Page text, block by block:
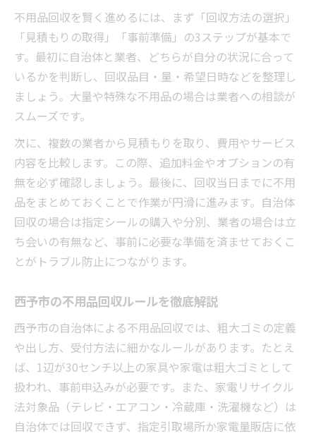
不用品回収を賢く進めるには、まず「回収方法の選択」
「見積もりの取得」「事前準備」の3ステップが基本で
す。最初に自治体と業者、どちらが自分の状況に合って
いるかを判断し、回収品目・量・希望日時などを整理し
ましょう。大量や特殊な不用品の場合は業者への相談が
スムーズです。
次に、複数の業者から見積もりを取り、費用やサービス
内容を比較します。この際、追加料金やオプションの有
無を必ず確認しましょう。最後に、回収当日までに不用
品をまとめておくことで作業が円滑に進みます。自治体
回収の場合は指定シールの購入や分別、業者の場合は立
ち会いの有無など、事前に必要な準備を済ませておくこ
とがトラブル防止につながります。
西予市の不用品回収ルールを徹底解説
西予市の自治体による不用品回収では、粗大ゴミの定義
や出し方、受付方法に細かなルールがあります。たとえ
ば、1辺が30センチ以上の家具や家電は粗大ゴミとして
扱われ、事前申込みが必要です。また、家電リサイクル
法対象品（テレビ・エアコン・冷蔵庫・洗濯機など）は
自治体では回収できず、指定引取場所か家電量販店に依